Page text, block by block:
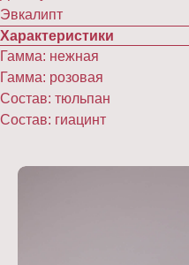
Эвкалипт
Характеристики
Гамма: нежная
Гамма: розовая
Состав: тюльпан
Состав: гиацинт